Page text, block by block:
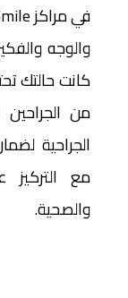
والوجه
كانت حالتك
من
الجراحية
مع التركيز
والصحية.